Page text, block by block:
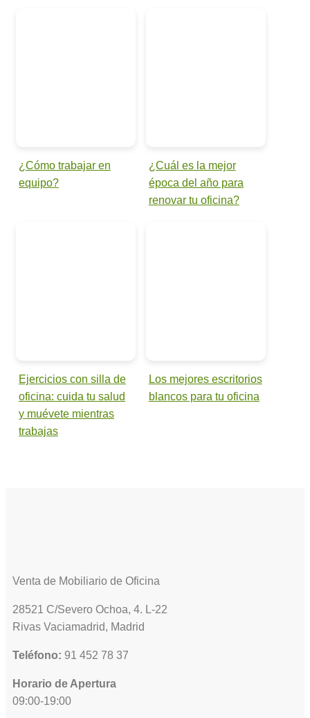
¿Cómo trabajar en
equipo?
¿Cuál es la mejor
época del año para
renovar tu oficina?
Ejercicios con silla de
oficina: cuida tu salud
y muévete mientras
trabajas
Los mejores escritorios
blancos para tu oficina
Venta de Mobiliario de Oficina
28521 C/Severo Ochoa, 4. L-22
Rivas Vaciamadrid, Madrid
Teléfono: 91 452 78 37
Horario de Apertura
09:00-19:00